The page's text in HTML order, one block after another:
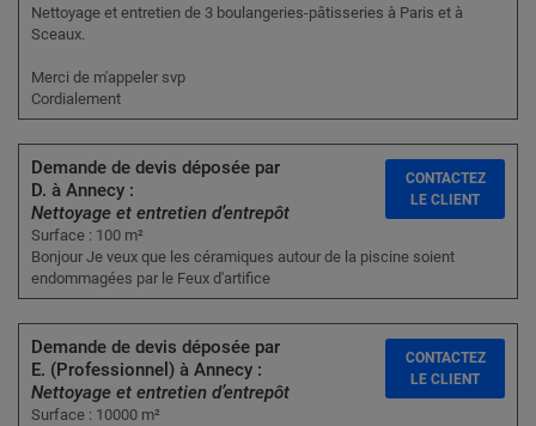
Nettoyage et entretien de 3 boulangeries-pâtisseries à Paris et à
Sceaux.
Merci de m'appeler svp
Cordialement
Demande de devis déposée par
D. à Annecy :
Nettoyage et entretien d’entrepôt
Surface : 100 m²
Bonjour Je veux que les céramiques autour de la piscine soient
endommagées par le Feux d'artifice
CONTACTEZ
LE CLIENT
Demande de devis déposée par
E. (Professionnel) à Annecy :
Nettoyage et entretien d’entrepôt
Surface : 10000 m²
CONTACTEZ
LE CLIENT